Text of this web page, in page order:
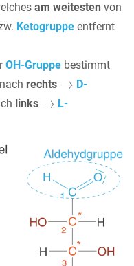
am weitesten von
Ketogruppe entfernt
OH-Gruppe bestimmt
rechts
D-
links
L-